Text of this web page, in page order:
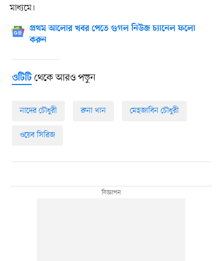
মাধ্যমে।
প্রথম আলোর খবর পেতে গুগল নিউজ চ্যানেল ফলো
করুন
ওটিটিথেকে আরও পড়ুন
নাদের চৌধুরী রুনা খান মেহজাবিন চৌধুরী
ওয়েব সিরিজ